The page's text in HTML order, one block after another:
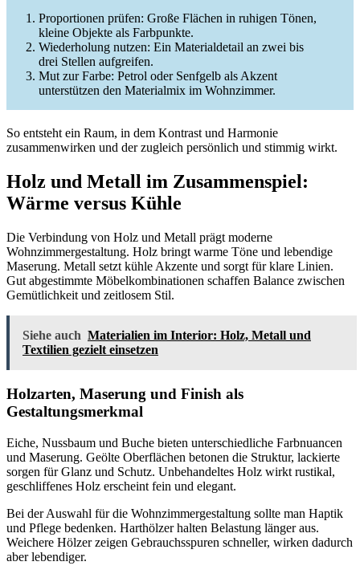
Proportionen prüfen: Große Flächen in ruhigen Tönen,
kleine Objekte als Farbpunkte.
Wiederholung nutzen: Ein Materialdetail an zwei bis
drei Stellen aufgreifen.
Mut zur Farbe: Petrol oder Senfgelb als Akzent
unterstützen den Materialmix im Wohnzimmer.
So entsteht ein Raum, in dem Kontrast und Harmonie
zusammenwirken und der zugleich persönlich und stimmig wirkt.
Holz und Metall im Zusammenspiel:
Wärme versus Kühle
Die Verbindung von Holz und Metall prägt moderne
Wohnzimmergestaltung. Holz bringt warme Töne und lebendige
Maserung. Metall setzt kühle Akzente und sorgt für klare Linien.
Gut abgestimmte Möbelkombinationen schaffen Balance zwischen
Gemütlichkeit und zeitlosem Stil.
Siehe auch Materialien im Interior: Holz, Metall und
Textilien gezielt einsetzen
Holzarten, Maserung und Finish als
Gestaltungsmerkmal
Eiche, Nussbaum und Buche bieten unterschiedliche Farbnuancen
und Maserung. Geölte Oberflächen betonen die Struktur, lackierte
sorgen für Glanz und Schutz. Unbehandeltes Holz wirkt rustikal,
geschliffenes Holz erscheint fein und elegant.
Bei der Auswahl für die Wohnzimmergestaltung sollte man Haptik
und Pflege bedenken. Harthölzer halten Belastung länger aus.
Weichere Hölzer zeigen Gebrauchsspuren schneller, wirken dadurch
aber lebendiger.